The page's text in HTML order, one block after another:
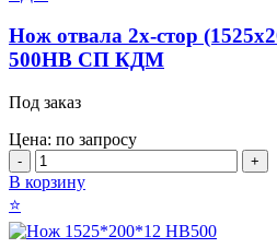
стор
(1800х204х20)
(7
кругл)
СП
Нож отвала 2х-стор
500HB СП КДМ
Под заказ
Цена: по запросу
Количество
товара
Нож
2х-
В корзину
⭐